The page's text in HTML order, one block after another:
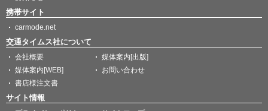
携帯サイト
carmode.net
交通タイムス社について
会社概要
媒体案内[出版]
媒体案内[WEB]
お問い合わせ
書店様注文書
サイト情報